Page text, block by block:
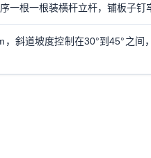
一根一根装横杆立杆，铺板子钉
，斜道坡度控制在30°到45°之